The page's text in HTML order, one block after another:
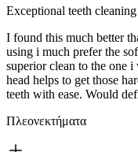
Exceptional teeth cleaning
I found this much better
using i much prefer the
superior clean to the one
head helps to get those
teeth with ease. Would
Πλεονεκτήματα